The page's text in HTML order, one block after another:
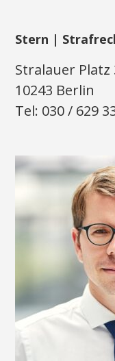
Stern |
Stralauer Platz
10243 Berlin
Tel: 030 / 629